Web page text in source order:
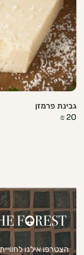
גבינת פרמזן
₪ 20
הצטרפו אילנו